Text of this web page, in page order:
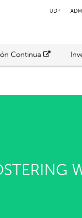
UDP
Continua